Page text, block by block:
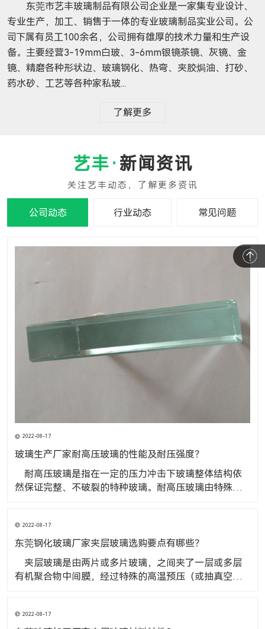
东莞市艺丰玻璃制品有限公司企业是一家集专业设计、
专业生产，加工、销售于一体的专业玻璃制品实业公司。公
司下属有员工100余名，公司拥有雄厚的技术力量和生产设
备。主要经营3-19mm白玻、3-6mm银镜茶镜、灰镜、金
镜、精磨各种形状边、玻璃钢化、热弯、夹胶焗油、打砂、
药水砂、工艺等各种家私玻...
了解更多
新闻资讯
公司动态 行业动态 常见问题
2022-08-17
玻璃生产厂家耐高压玻璃的性能及耐压强度？
​ 耐高压玻璃是指在一定的压力冲击下玻璃整体结构依
然保证完整、不破裂的特种玻璃。耐高压玻璃由特殊材
泛应用于化工、石油、电力、制药、机械制造等领域。
玻璃生产厂家耐高压玻璃的性
2022-08-17
东莞钢化玻璃厂家夹层玻璃选购要点有哪些？
​ 夹层玻璃是由两片或多片玻璃，之间夹了一层或多层
有机聚合物中间膜，经过特殊的高温预压（或抽真空）
有哪些？ 1、看标志查证书
2022-08-17